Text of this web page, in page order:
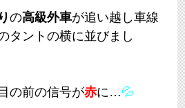
の高級外車が追い越し車線
タントの横に並びまし
の前の信号が赤に…💦